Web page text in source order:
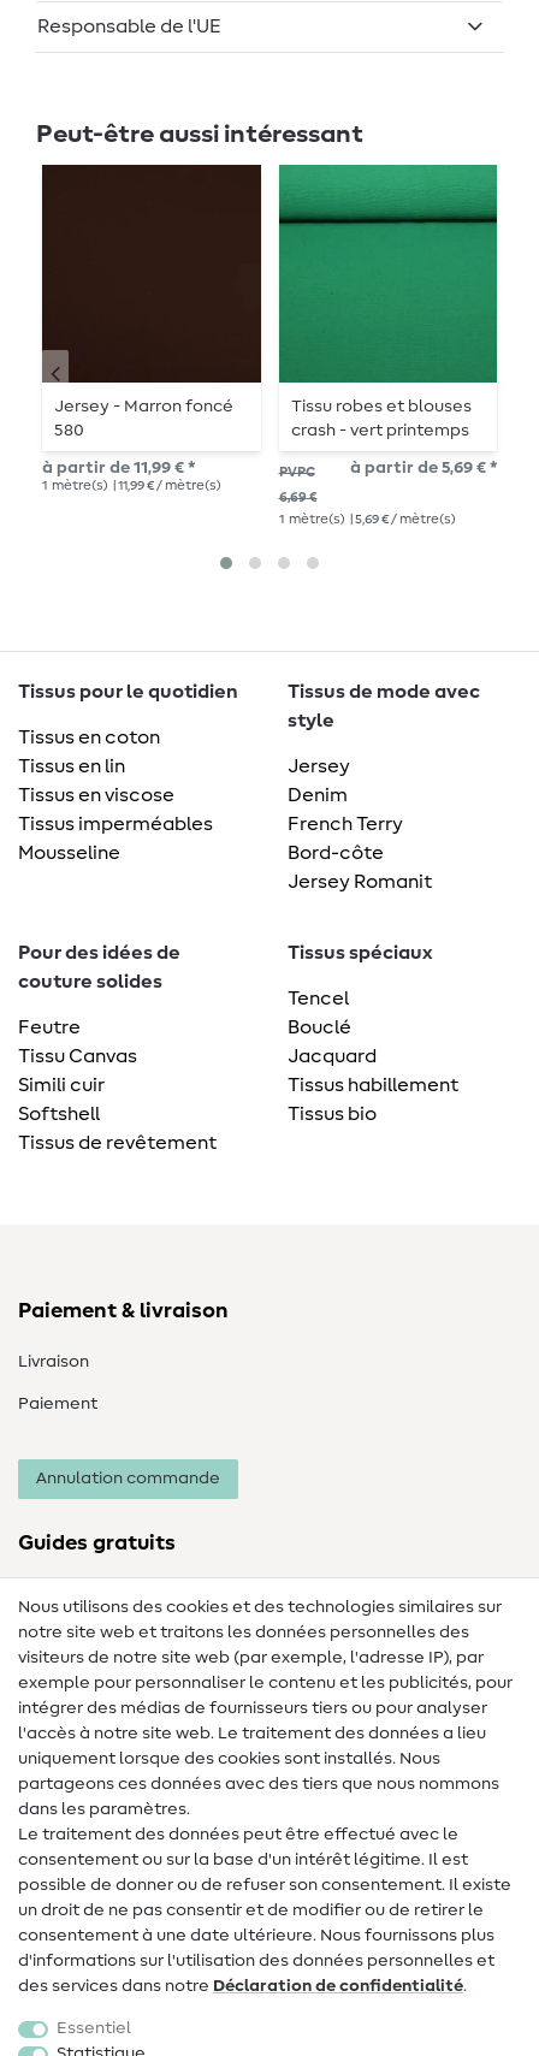
Responsable de l'UE
Peut-être aussi intéressant
Jersey - Marron foncé
580
à partir de 11,99 € *
1 mètre(s) | 11,99 € / mètre(s)
Tissu robes et blouses
crash - vert printemps
PVPC
6,69 €
à partir de 5,69 € *
1 mètre(s) | 5,69 € / mètre(s)
Tissus pour le quotidien
Tissus en coton
Tissus en lin
Tissus en viscose
Tissus imperméables
Mousseline
Tissus de mode avec
style
Jersey
Denim
French Terry
Bord-côte
Jersey Romanit
Pour des idées de
couture solides
Feutre
Tissu Canvas
Simili cuir
Softshell
Tissus de revêtement
Tissus spéciaux
Tencel
Bouclé
Jacquard
Tissus habillement
Tissus bio
Paiement & livraison
Livraison
Paiement
Annulation commande
Guides gratuits
Lexique de couture
Tutos de couture
Aide & contact
Contact
Changement de propriétaire
FAQ
Droit de rétractation
Populaire
Accessoires de couture
Nous utilisons des cookies et des technologies similaires sur
notre site web et traitons les données personnelles des
visiteurs de notre site web (par exemple, l'adresse IP), par
exemple pour personnaliser le contenu et les publicités, pour
intégrer des médias de fournisseurs tiers ou pour analyser
l'accès à notre site web. Le traitement des données a lieu
uniquement lorsque des cookies sont installés. Nous
partageons ces données avec des tiers que nous nommons
dans les paramètres.
Le traitement des données peut être effectué avec le
consentement ou sur la base d'un intérêt légitime. Il est
possible de donner ou de refuser son consentement. Il existe
un droit de ne pas consentir et de modifier ou de retirer le
consentement à une date ultérieure. Nous fournissons plus
d'informations sur l'utilisation des données personnelles et
des services dans notre Déclaration de confidentialité.
Essentiel